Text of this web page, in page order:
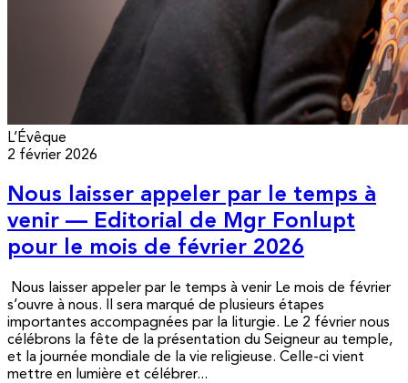
L’Évêque
2 février 2026
Nous laisser appeler par le temps à
venir — Editorial de Mgr Fonlupt
pour le mois de février 2026
Nous laisser appeler par le temps à venir Le mois de février
s’ouvre à nous. Il sera marqué de plusieurs étapes
importantes accompagnées par la liturgie. Le 2 février nous
célébrons la fête de la présentation du Seigneur au temple,
et la journée mondiale de la vie religieuse. Celle-ci vient
mettre en lumière et célébrer...